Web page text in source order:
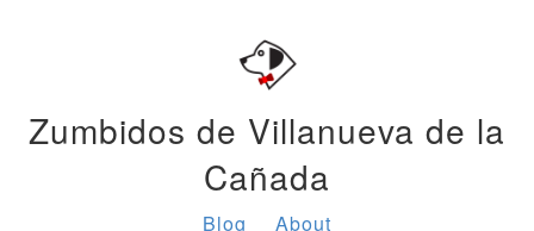
Zumbidos de Villanueva de la
Cañada
Blog About